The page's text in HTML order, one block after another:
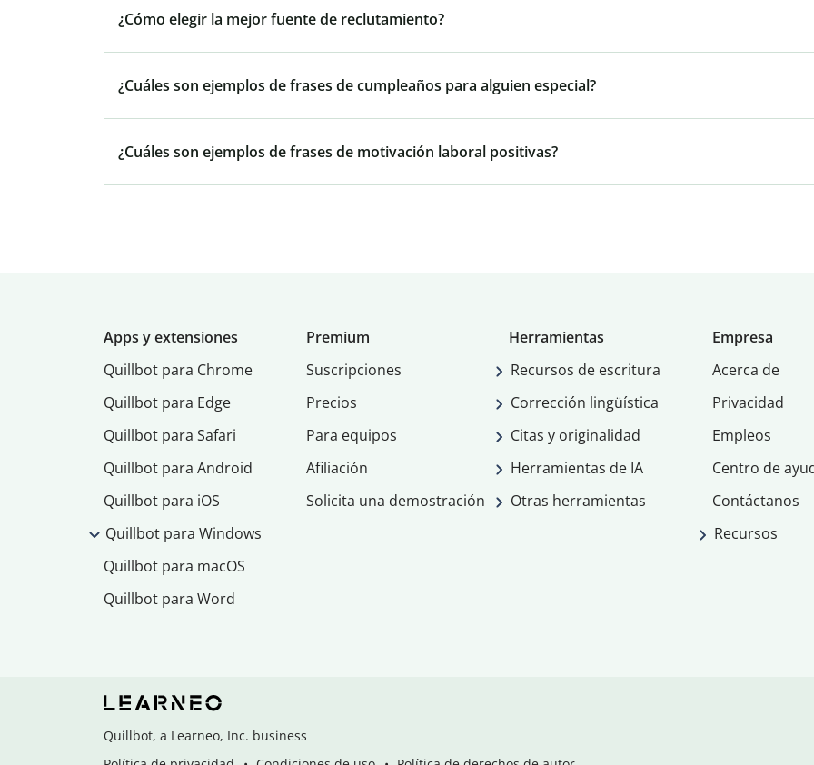
¿Cómo elegir la mejor fuente de reclutamiento?
¿Cuáles son ejemplos de frases de cumpleaños para alguien especial?
¿Cuáles son ejemplos de frases de motivación laboral positivas?
Apps y extensiones
Quillbot para Chrome
Quillbot para Edge
Quillbot para Safari
Quillbot para Android
Quillbot para iOS
Quillbot para Windows
Quillbot para macOS
Quillbot para Word
Premium
Suscripciones
Precios
Para equipos
Afiliación
Solicita una demostración
Herramientas
Recursos de escritura
Corrección lingüística
Citas y originalidad
Herramientas de IA
Otras herramientas
Empresa
Acerca de
Privacidad
Empleos
Centro de
Contáctanos
Recursos
Quillbot, a Learneo, Inc. business